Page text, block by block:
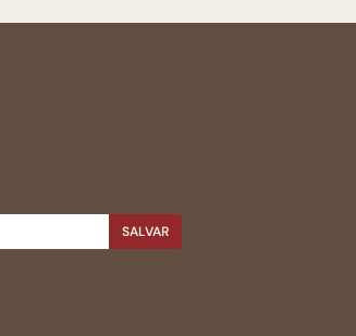
SALVAR